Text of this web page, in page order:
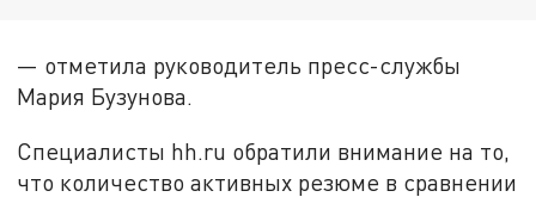
— отметила руководитель пресс-службы
Мария Бузунова.
Специалисты hh.ru обратили внимание на то,
что количество активных резюме в сравнении